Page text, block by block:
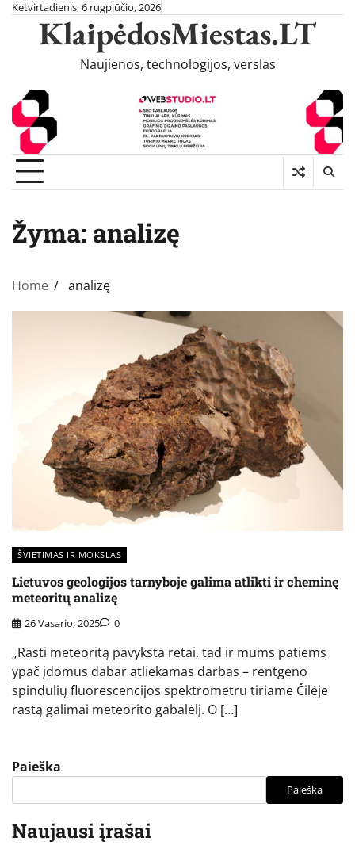
Skip
content
Ketvirtadienis, 6 rugpjūčio, 2026
KlaipėdosMiestas.LT
Naujienos, technologijos, verslas
Žyma: analizę
Home analizę
ŠVIETIMAS IR MOKSLAS
Lietuvos geologijos tarnyboje galima atlikti ir cheminę
meteoritų analizę
26 Vasario, 2025 0
„Rasti meteoritą pavyksta retai, tad ir mums patiems
ypač įdomus dabar atliekamas darbas – rentgeno
spindulių fluorescencijos spektrometru tiriame Čilėje
rastą galimai meteorito gabalėlį. O […]
Paieška
Paieška
Naujausi įrašai